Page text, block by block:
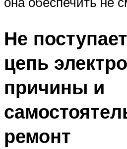
Не
цепь
причины и
ремонт